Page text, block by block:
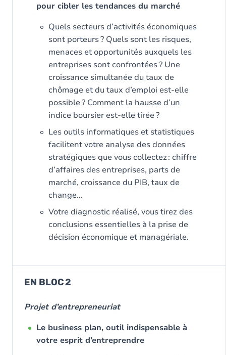
pour cibler les tendances du marché
Quels secteurs d’activités économiques
sont porteurs ? Quels sont les risques,
menaces et opportunités auxquels les
entreprises sont confrontées ? Une
croissance simultanée du taux de
chômage et du taux d’emploi est-elle
possible ? Comment la hausse d’un
indice boursier est-elle tirée ?
Les outils informatiques et statistiques
facilitent votre analyse des données
stratégiques que vous collectez : chiffre
d’affaires des entreprises, parts de
marché, croissance du PIB, taux de
change…
Votre diagnostic réalisé, vous tirez des
conclusions essentielles à la prise de
décision économique et managériale.
EN BLOC 2
Projet d’entrepreneuriat
Le business plan, outil indispensable à
votre esprit d’entreprendre